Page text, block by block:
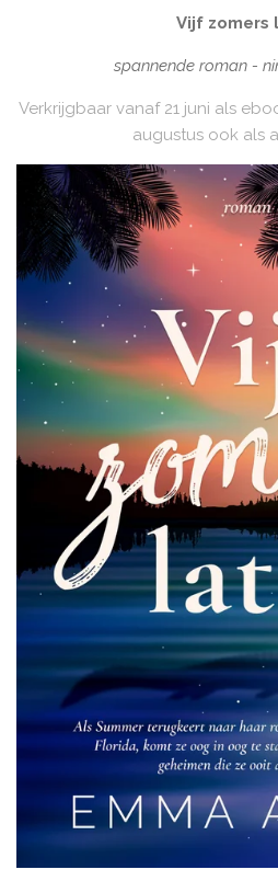
Vijf zomers
spannende roman -
Verkrijgbaar vanaf 21 juni als
augustus ook als